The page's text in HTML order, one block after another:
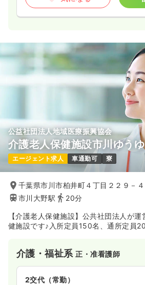
公益社団法人地域医療振興協会
介護老人保健施設市川ゆう
エージェント求人 車通勤可 寮
千葉県市川市柏井町４丁目２２９－４
市川大野駅
20分
【介護老人保健施設】公共社団法人が
健施設です♪入所定員150名、通所定員
介護・福祉系正・准看護師
2交代（常勤）